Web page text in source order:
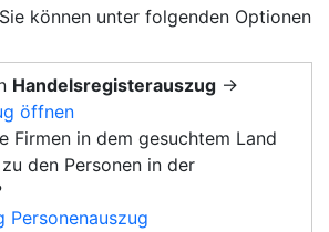
können unter folgenden Optionen
Handelsregisterauszug →
öffnen
Firmen in dem gesuchtem Land
den Personen in der
Personenauszug